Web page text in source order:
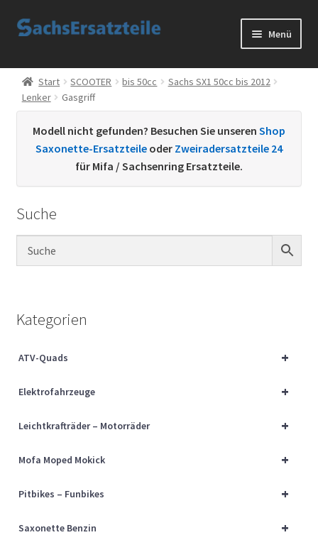
Zur
Zum
Menü
Start
AGB
Datenschutzerklärung
Kontakt
Sachs Ersatzteile
Über uns
Start SCOOTER bis 50cc
Sachs SX1 50cc bis 2012
Lenker
Gasgriff
Modell nicht gefunden? Besuchen Sie unseren Shop
Saxonette-Ersatzteile oder Zweiradersatzteile 24
für Mifa / Sachsenring Ersatzteile.
Suche
Kategorien
+
ATV-Quads
+
Elektrofahrzeuge
+
Leichtkrafträder – Motorräder
+
Mofa Moped Mokick
+
Pitbikes – Funbikes
+
Saxonette Benzin